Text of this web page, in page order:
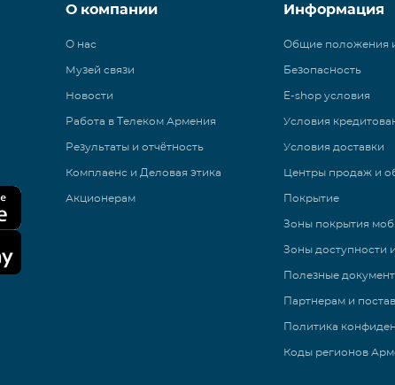
О компании
О нас
Музей связи
Новости
Работа в Телеком Армения
Результаты и отчётность
Комплаенс и Деловая этика
Акционерам
Информация
Общие положения
Безопасность
E-shop условия
Условия
Условия доставки
Центры продаж и
Покрытие
Зоны покрытия
Зоны доступности
Полезные
Партнерам и
Политика
Коды регионов